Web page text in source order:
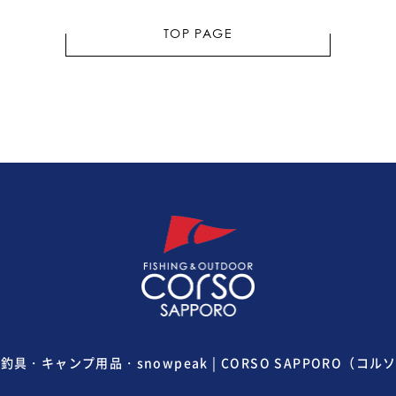
TOP PAGE
具・キャンプ用品・snowpeak | CORSO SAPPORO（コル